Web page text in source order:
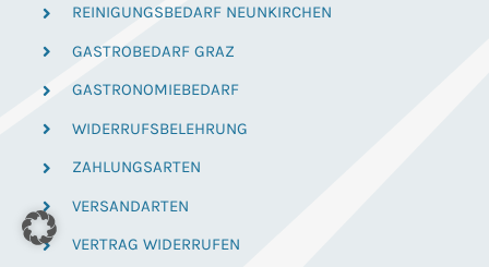
REINIGUNGSBEDARF NEUNKIRCHEN
GASTROBEDARF GRAZ
GASTRONOMIEBEDARF
WIDERRUFSBELEHRUNG
ZAHLUNGSARTEN
VERSANDARTEN
VERTRAG WIDERRUFEN